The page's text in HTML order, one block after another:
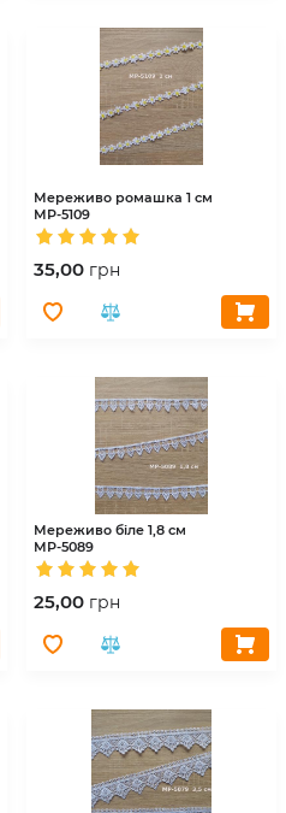
Мереживо ромашка 1 см
МР-5109
35,00 грн
Мереживо біле 1,8 см
МР-5089
25,00 грн